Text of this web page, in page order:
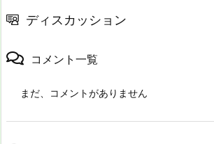
ディスカッション
コメント一覧
まだ、コメントがありません